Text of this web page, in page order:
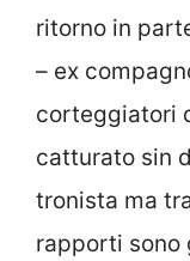
ritorno in
– ex
corteggiatori
catturato sin
tronista ma
rapporti sono